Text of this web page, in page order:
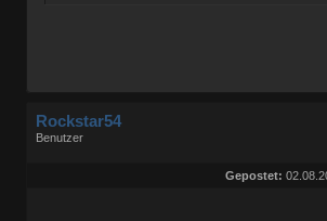
Rockstar54
Benutzer
Gepostet: